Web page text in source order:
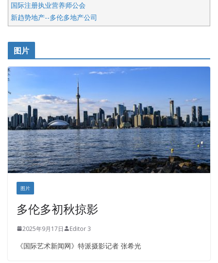
国际注册执业营养师公会
新趋势地产--多伦多地产公司
呱呱电器
开明车行KS CAR SALES & SERVICE
健健宝公司
皇后金融集团
正点印艺设计
图片
图片
多伦多初秋掠影
2025年9月17日 Editor 3
《国际艺术新闻网》特派摄影记者 张希光